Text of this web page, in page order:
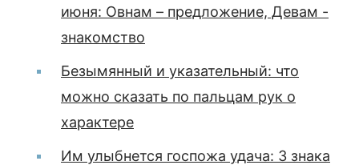
июня: Овнам – предложение, Девам -
знакомство
Безымянный и указательный: что
можно сказать по пальцам рук о
характере
Им улыбнется госпожа удача: 3 знака